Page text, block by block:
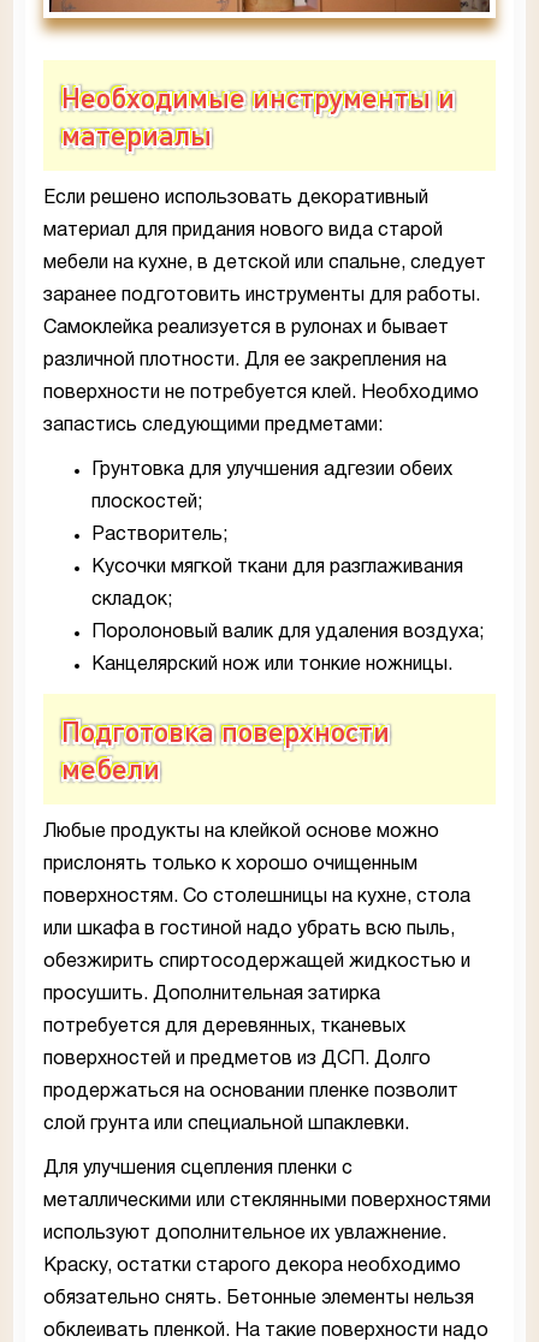
Необходимые инструменты и
материалы
Если решено использовать декоративный
материал для придания нового вида старой
мебели на кухне, в детской или спальне, следует
заранее подготовить инструменты для работы.
Самоклейка реализуется в рулонах и бывает
различной плотности. Для ее закрепления на
поверхности не потребуется клей. Необходимо
запастись следующими предметами:
Грунтовка для улучшения адгезии обеих
плоскостей;
Растворитель;
Кусочки мягкой ткани для разглаживания
складок;
Поролоновый валик для удаления воздуха;
Канцелярский нож или тонкие ножницы.
Подготовка поверхности
мебели
Любые продукты на клейкой основе можно
прислонять только к хорошо очищенным
поверхностям. Со столешницы на кухне, стола
или шкафа в гостиной надо убрать всю пыль,
обезжирить спиртосодержащей жидкостью и
просушить. Дополнительная затирка
потребуется для деревянных, тканевых
поверхностей и предметов из ДСП. Долго
продержаться на основании пленке позволит
слой грунта или специальной шпаклевки.
Для улучшения сцепления пленки с
металлическими или стеклянными поверхностями
используют дополнительное их увлажнение.
Краску, остатки старого декора необходимо
обязательно снять. Бетонные элементы нельзя
обклеивать пленкой. На такие поверхности надо